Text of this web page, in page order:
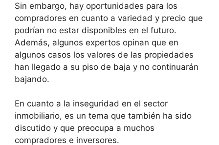
Sin embargo, hay oportunidades para los
compradores en cuanto a variedad y precio que
podrían no estar disponibles en el futuro.
Además, algunos expertos opinan que en
algunos casos los valores de las propiedades
han llegado a su piso de baja y no continuarán
bajando.
En cuanto a la inseguridad en el sector
inmobiliario, es un tema que también ha sido
discutido y que preocupa a muchos
compradores e inversores.